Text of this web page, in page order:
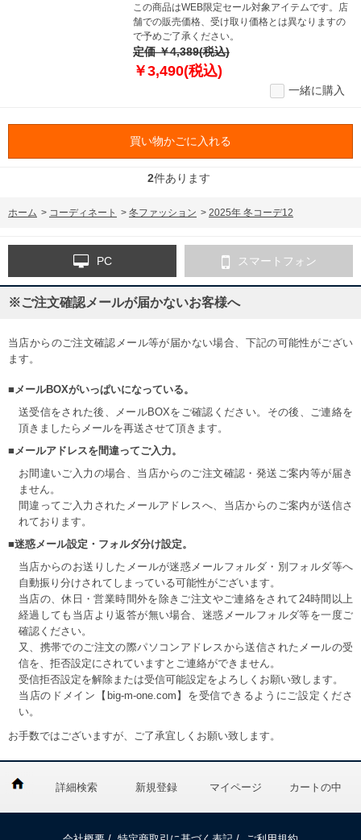
この商品はWEB限定セール対象アイテムです。店
舗での販売価格、受け取り価格とは異なりますの
で予めご了承ください。
定価 ￥4,389(税込)
￥3,490(税込)
一緒に購入
買い物かごに入れる
2件あります
ホーム > コーディネート > 冬ファッション > 2025年 冬コーデ12
PC スマートフォン
※ご注文確認メールが届かないお客様へ
当店からのご注文確認メール等が届かない場合、下記の可能性がござい
ます。
■メールBOXがいっぱいになっている。
送受信をされた後、メールBOXをご確認ください。その後、ご連絡を
頂きましたらメールを再送させて頂きます。
■メールアドレスを間違ってご入力。
お間違いご入力の場合、当店からのご注文確認・発送ご案内等が届き
ません。
間違ってご入力されたメールアドレスへ、当店からのご案内が送信さ
れております。
■迷惑メール設定・フォルダ分け設定。
当店からのお送りしたメールが迷惑メールフォルダ・別フォルダ等へ
自動振り分けされてしまっている可能性がございます。
当店の、休日・営業時間外を除きご注文やご連絡をされて24時間以上
経過しても当店より返答が無い場合、迷惑メールフォルダ等を一度ご
確認ください。
又、携帯でのご注文の際パソコンアドレスから送信されたメールの受
信を、拒否設定にされていますとご連絡ができません。
受信拒否設定を解除または受信可能設定をよろしくお願い致します。
当店のドメイン【big-m-one.com】を受信できるようにご設定くださ
い。
お手数ではございますが、ご了承宜しくお願い致します。
詳細検索 新規登録 マイページ カートの中